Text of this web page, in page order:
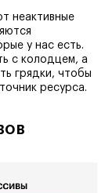
неактивные
у нас есть.
с колодцем, а
грядки, чтобы
ресурса.